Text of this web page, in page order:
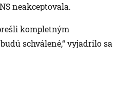
neakceptovala.
kompletným
schválené,“ vyjadrilo sa